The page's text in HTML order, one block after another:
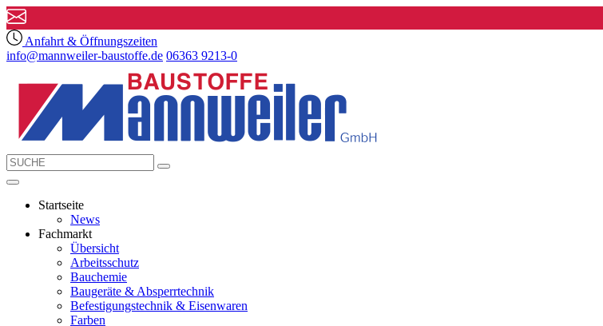
Anfahrt & Öffnungszeiten
info@mannweiler-baustoffe.de 06363 9213-0
Startseite
News
Fachmarkt
Übersicht
Arbeitsschutz
Bauchemie
Baugeräte & Absperrtechnik
Befestigungstechnik & Eisenwaren
Farben